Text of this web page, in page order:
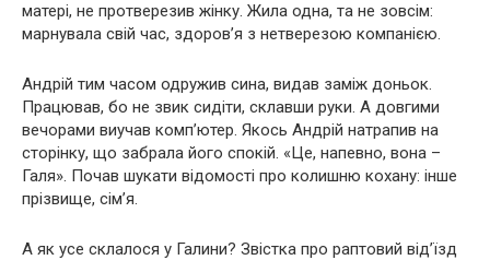
матері, не протверезив жінку. Жила одна, та не зовсім:
марнувала свій час, здоров’я з нетверезою компанією.
Андрій тим часом одружив сина, видав заміж доньок.
Працював, бо не звик сидіти, склавши руки. А довгими
вечорами виучав комп’ютер. Якось Андрій натрапив на
сторінку, що забрала його спокій. «Це, напевно, вона –
Галя». Почав шукати відомості про колишню кохану: інше
прізвище, сім’я.
А як усе склалося у Галини? Звістка про раптовий від’їзд